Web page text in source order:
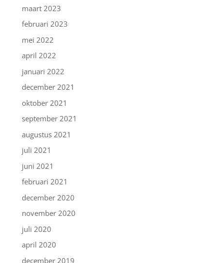
maart 2023
februari 2023
mei 2022
april 2022
januari 2022
december 2021
oktober 2021
september 2021
augustus 2021
juli 2021
juni 2021
februari 2021
december 2020
november 2020
juli 2020
april 2020
december 2019